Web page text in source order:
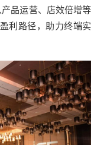
品运营、店效倍增等
利路径，助力终端实